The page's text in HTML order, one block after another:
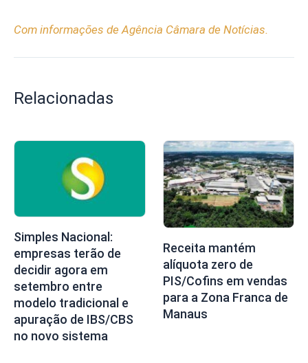
Com informações de Agência Câmara de Notícias.
Relacionadas
Simples Nacional:
empresas terão de
decidir agora em
setembro entre
modelo tradicional e
apuração de IBS/CBS
no novo sistema
Receita mantém
alíquota zero de
PIS/Cofins em vendas
para a Zona Franca de
Manaus